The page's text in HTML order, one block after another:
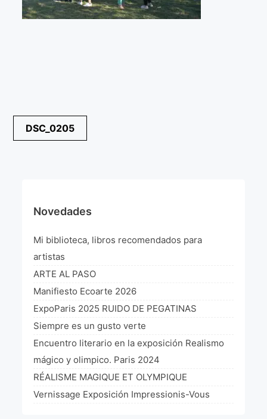
Política de cookies
«Impressionnis-vous» Paris 2023
¡VIVE Molière! Un hommage latino-américain à
La Formule de l’art París 2020
L’art Latino-américain à Paris 2019
Reflecting Source. NY 2019
«Sincronías con sentido» Bogotá Colombia 2019
«Huellas trashumantes» New York 2018
Commissaire D’exposition
La Fórmula Científica Del Arte
Navegación
de
DSC_0205
Novedades
Mi biblioteca, libros recomendados para
artistas
ARTE AL PASO
Manifiesto Ecoarte 2026
ExpoParis 2025 RUIDO DE PEGATINAS
Siempre es un gusto verte
Encuentro literario en la exposición Realismo
mágico y olimpico. Paris 2024
RÉALISME MAGIQUE ET OLYMPIQUE
Vernissage Exposición Impressionis-Vous